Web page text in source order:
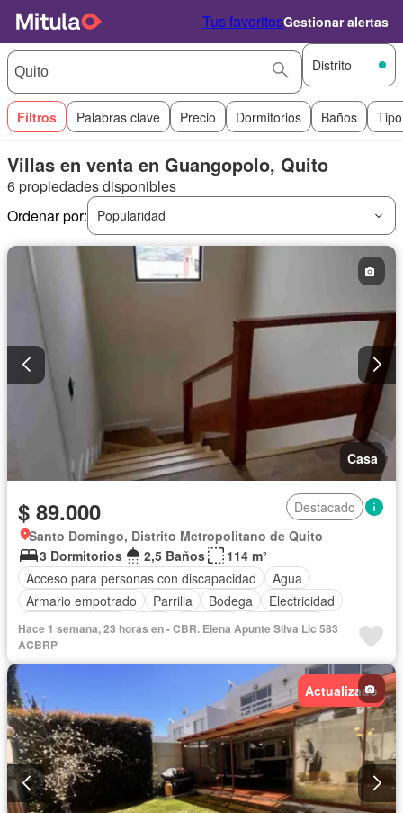
Tus favoritosGestionar alertas
Distrito
Filtros Palabras clave Precio Dormitorios Baños
Villas en venta en Guangopolo, Quito
6 propiedades disponibles
Ordenar por:
Popularidad
Casa
$ 89.000
Destacado
Santo Domingo, Distrito Metropolitano de Quito
3 Dormitorios
2,5 Baños
114 m²
Acceso para personas con discapacidad
Agua
Armario empotrado
Parrilla Bodega
Electricidad
Estacionamiento
Patio Conserje Sin amoblar
Hace 1 semana, 23 horas en - CBR. Elena Apunte Silva Lic 583
ACBRP
Actualizado